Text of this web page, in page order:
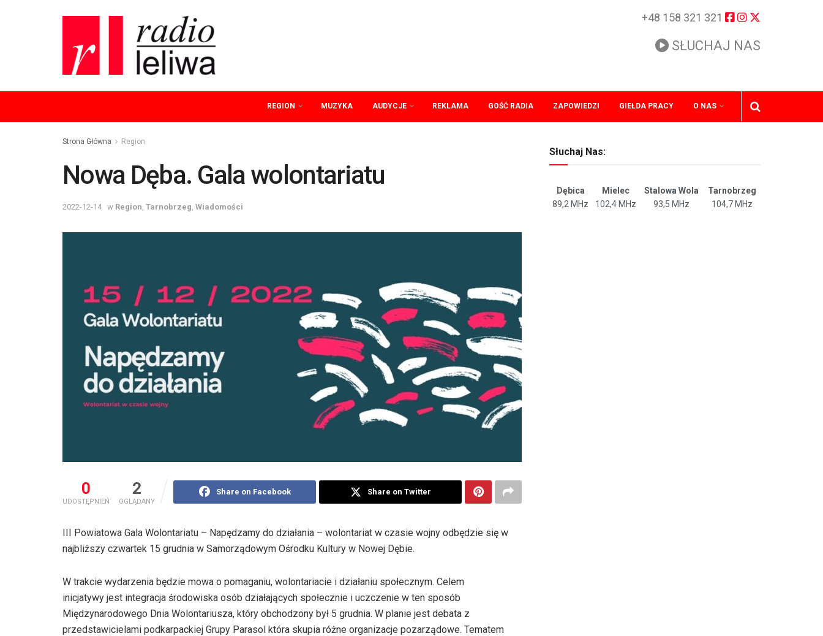
+48 158 321 321
SŁUCHAJ NAS
REGION MUZYKA AUDYCJE REKLAMA GOŚĆ RADIA ZAPOWIEDZI GIEŁDA PRACY O NAS
Strona Główna Region
Nowa Dęba. Gala wolontariatu
2022-12-14 w Region Tarnobrzeg Wiadomości
0
UDOSTĘPNIEŃ
2
OGLĄDANY
Share on Facebook Share on Twitter
III Powiatowa Gala Wolontariatu – Napędzamy do działania – wolontariat w czasie wojny odbędzie się w
najbliższy czwartek 15 grudnia w Samorządowym Ośrodku Kultury w Nowej Dębie.
W trakcie wydarzenia będzie mowa o pomaganiu, wolontariacie i działaniu społecznym. Celem
inicjatywy jest integracja środowiska osób działających społecznie i uczczenie w ten sposób
Międzynarodowego Dnia Wolontariusza, który obchodzony był 5 grudnia. W planie jest debata z
przedstawicielami podkarpackiej Grupy Parasol która skupia różne organizacje pozarządowe. Tematem
Słuchaj Nas:
Dębica Mielec Stalowa Wola
Tarnobrzeg
89,2 MHz
102,4 MHz 93,5 MHz 104,7 MHz